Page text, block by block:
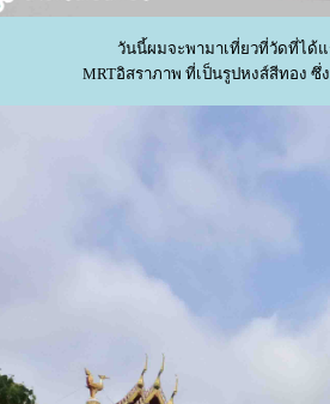
วันนี้ผมจะพามาเที่ยวที่วัดที่ได้
MRTอิสราภาพ ที่เป็นรูปหงส์สีทอง